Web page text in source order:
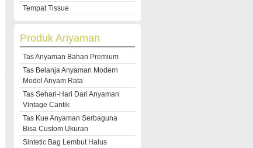
Tempat Tissue
Produk Anyaman
Tas Anyaman Bahan Premium
Tas Belanja Anyaman Modern
Model Anyam Rata
Tas Sehari-Hari Dari Anyaman
Vintage Cantik
Tas Kue Anyaman Serbaguna
Bisa Custom Ukuran
Sintetic Bag Lembut Halus